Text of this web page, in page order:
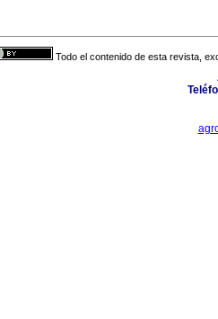
Todo el contenido de esta revista,